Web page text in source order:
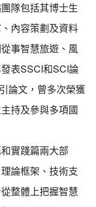
隊包括其博士生
內容策劃及資料
事智慧旅遊、風
表SSCI和SCI論
論文，曾多次榮獲
持及參與多項國
實踐篇兩大部
論框架、技術支
整體上把握智慧